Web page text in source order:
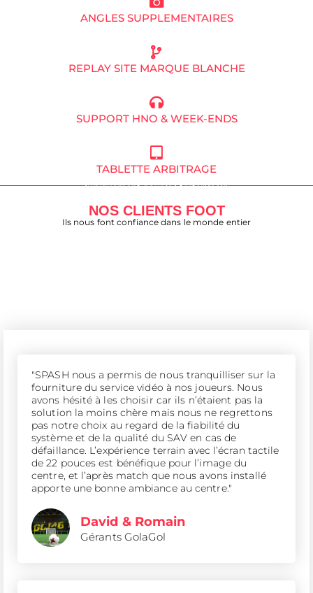
ANGLES SUPPLEMENTAIRES
REPLAY SITE MARQUE BLANCHE
SUPPORT HNO & WEEK-ENDS
TABLETTE ARBITRAGE
(uniquement pour le StarterPack)
NOS CLIENTS FOOT
Ils nous font confiance dans le monde entier
"SPASH nous a permis de nous tranquilliser sur la
fourniture du service vidéo à nos joueurs. Nous
avons hésité à les choisir car ils n’étaient pas la
solution la moins chère mais nous ne regrettons
pas notre choix au regard de la fiabilité du
système et de la qualité du SAV en cas de
défaillance. L’expérience terrain avec l’écran tactile
de 22 pouces est bénéfique pour l’image du
centre, et l’après match que nous avons installé
apporte une bonne ambiance au centre."
David & Romain
Gérants GolaGol